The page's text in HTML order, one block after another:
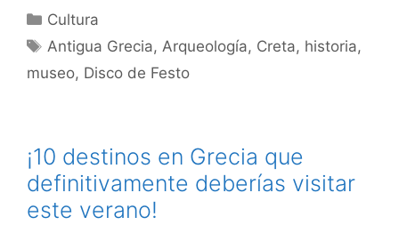
Categorías
Cultura
Etiquetas
Antigua Grecia,Arqueología, Creta, historia,
museo, Disco de Festo
¡10 destinos en Grecia que
definitivamente deberías visitar
este verano!